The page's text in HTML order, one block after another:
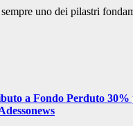
uno dei pilastri
a Fondo Perduto 30%